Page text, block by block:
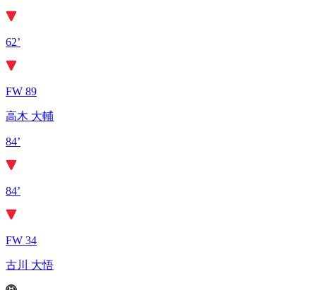
62’
FW 89
高木 大輔
84’
84’
FW 34
古川 大悟